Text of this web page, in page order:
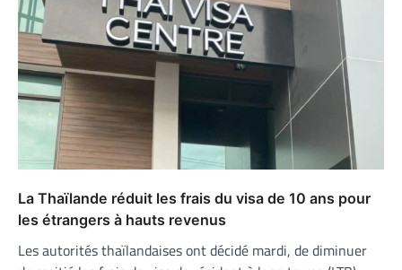
La Thaïlande réduit les frais du visa de 10 ans pour
les étrangers à hauts revenus
Les autorités thaïlandaises ont décidé mardi, de diminuer